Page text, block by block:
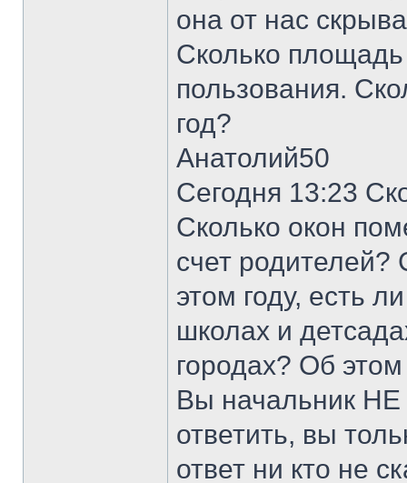
она от нас
Сколько
пользования.
год?
Анатолий50
Сегодня 13:23
Сколько окон
счет родителей?
этом году, есть
школах и
городах? Об
Вы начальник
ответить, вы
ответ ни кто не